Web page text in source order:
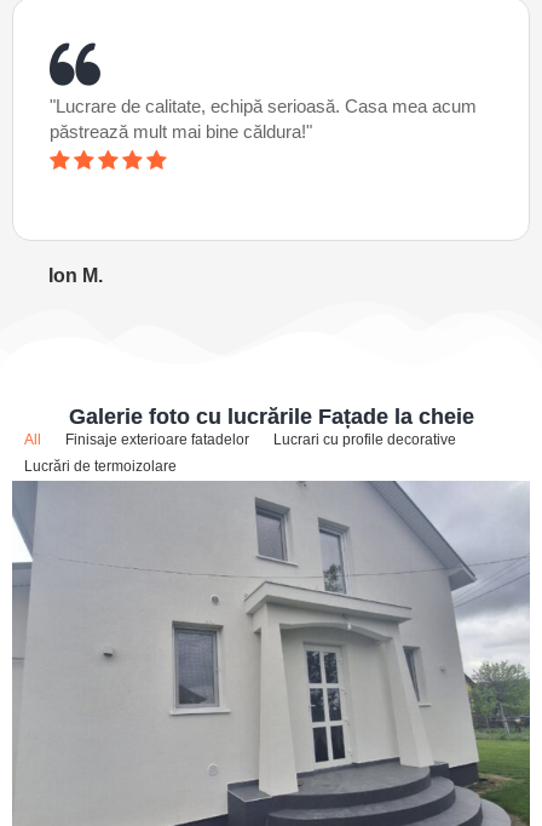
"Lucrare de calitate, echipă serioasă. Casa mea acum
păstrează mult mai bine căldura!"
Ion M.
Galerie foto cu lucrările Fațade la cheie
All Finisaje exterioare fatadelor
Lucrari cu profile decorative
Lucrări de termoizolare